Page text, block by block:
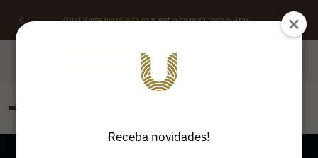
Descubracupons de descontoe garantafrete grátis CLIQUE AQUI
Qualidadepremiadacom entrega para todo o Brasil
ONDE ENCONTRAR
Receba novidades!